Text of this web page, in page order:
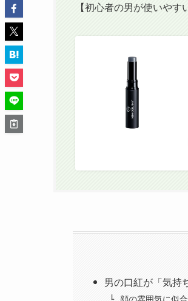
【初心者の男が使いやす
男の口紅が「気持